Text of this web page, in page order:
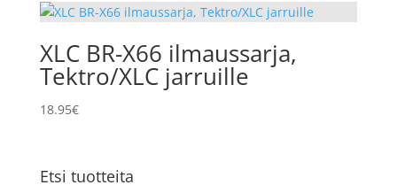
XLC BR-X66 ilmaussarja,
Tektro/XLC jarruille
18.95€
Etsi tuotteita